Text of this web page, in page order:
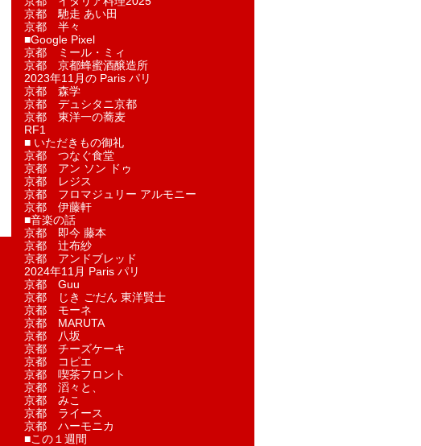
京都 馳走 あい田
京都 半々
■Google Pixel
京都 ミール・ミィ
京都 京都蜂蜜酒醸造所
2023年11月の Paris パリ
京都 森学
京都 デュシタニ京都
京都 東洋一の蕎麦
RF1
■ いただきもの御礼
京都 つなぐ食堂
京都 アン ソン ドゥ
京都 レジス
京都 フロマジュリー アルモニー
京都 伊藤軒
■音楽の話
京都 即今 藤本
京都 辻布紗
京都 アンドブレッド
2024年11月 Paris パリ
京都 Guu
京都 じき ごだん 東洋賢士
京都 モーネ
京都 MARUTA
京都 八坂
京都 チーズケーキ
京都 コピエ
京都 喫茶フロント
京都 滔々と、
京都 みこ
京都 ライース
京都 ハーモニカ
■この１週間